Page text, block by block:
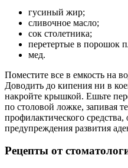
гусиный жир;
сливочное масло;
сок столетника;
перетертые в порошок
мед.
Поместите все в емкость на
Доводить до кипения ни в
накройте крышкой. Ешьте
по столовой ложке, запивая
профилактического
предупреждения развития
Рецепты от